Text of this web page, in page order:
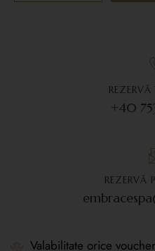
REZERVĂ
+40
REZERVĂ
Valabilitate orice